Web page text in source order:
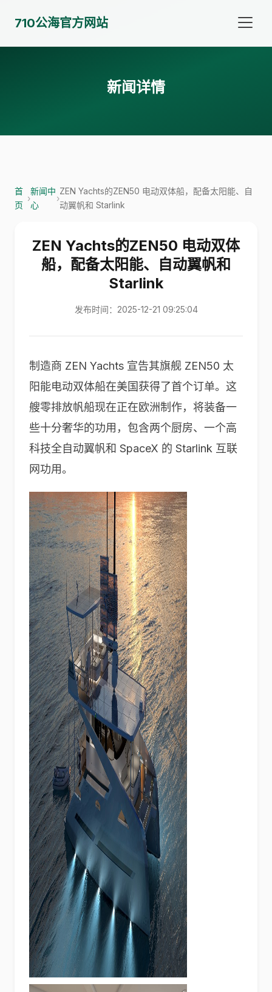
710公海官方网站
新闻详情
首
页
›
新闻中
心
›
ZEN Yachts的ZEN50 电动双体船，配备太阳能、自
动翼帆和 Starlink
ZEN Yachts的ZEN50 电动双体
船，配备太阳能、自动翼帆和
Starlink
发布时间：2025-12-21 09:25:04
制造商 ZEN Yachts 宣告其旗舰 ZEN50 太
阳能电动双体船在美国获得了首个订单。这
艘零排放帆船现在正在欧洲制作，将装备一
些十分奢华的功用，包含两个厨房、一个高
科技全自动翼帆和 SpaceX 的 Starlink 互联
网功用。